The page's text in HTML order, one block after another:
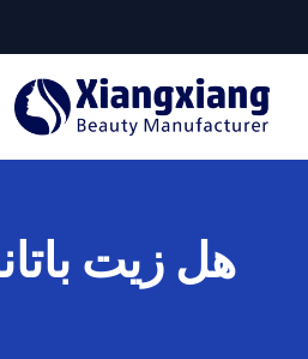
هل زيت